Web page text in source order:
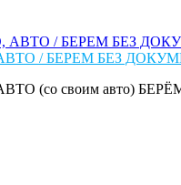
/ БЕРЕМ БЕЗ
(со своим авто)